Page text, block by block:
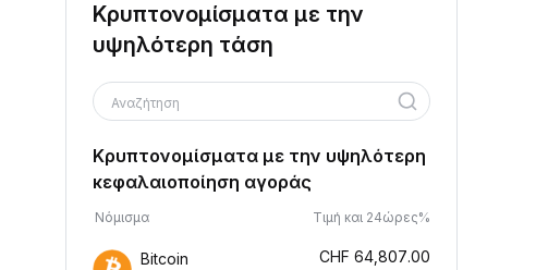
Κρυπτονομίσματα με την
υψηλότερη τάση
Αναζήτηση
Κρυπτονομίσματα με την υψηλότερη
κεφαλαιοποίηση αγοράς
Νόμισμα Τιμή και 24ώρες%
Bitcoin CHF 64,807.00